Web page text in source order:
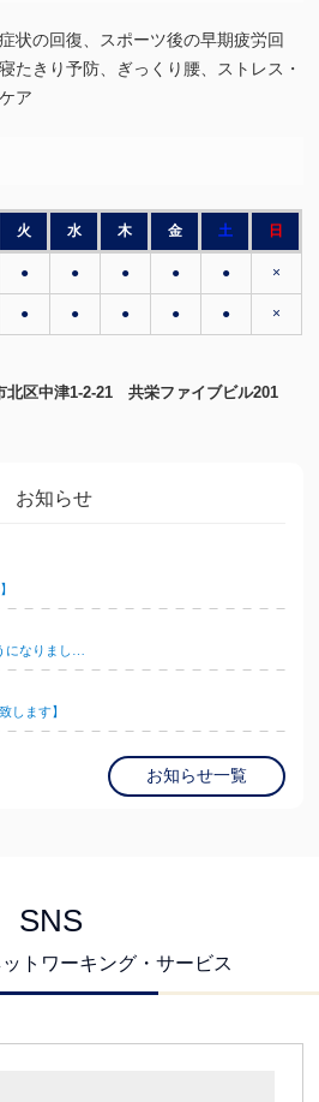
状の回復、スポーツ後の早期疲労回
たきり予防、ぎっくり腰、ストレス・
ア
火 水 木 金 土 日
● ● ● ● ● ×
● ● ● ● ● ×
北区中津1-2-21 共栄ファイブビル201
お知らせ
になりまし…
します】
お知らせ一覧
SNS
トワーキング・サービス